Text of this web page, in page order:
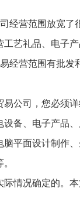
经营范围放宽了
艺礼品、电子
经营范围有批发
公司，您必须
备、电子产品
平面设计制作
情况确定的。